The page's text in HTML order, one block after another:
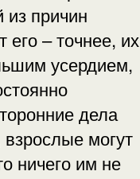
причин
его – точнее, их
усердием,
дела
могут
ничего им не